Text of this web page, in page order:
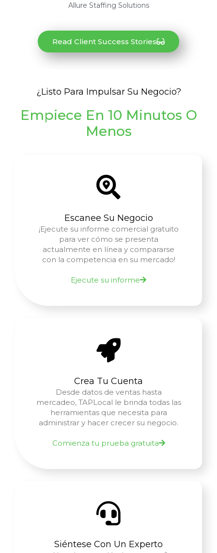
Allure Staffing Solutions
Read Client Success Stories
¿Listo Para Impulsar Su Negocio?
Empiece En 10 Minutos O
Menos
Escanee Su Negocio
¡Ejecute su informe comercial gratuito
para ver cómo se presenta
actualmente en línea y compararse
con la competencia en su mercado!
Ejecute su informe
Crea Tu Cuenta
Desde datos de ventas hasta
mercadeo, TAPLocal le brinda todas las
herramientas que necesita para
administrar y hacer crecer su negocio.
Comienza tu prueba gratuita
Siéntese Con Un Experto